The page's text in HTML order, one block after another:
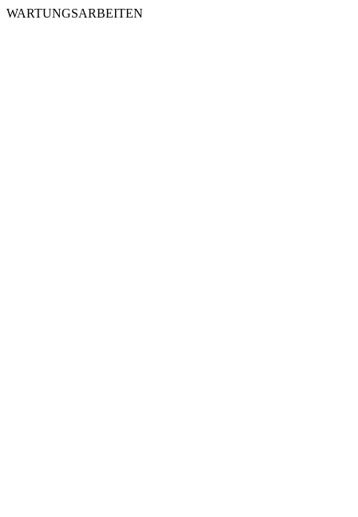
WARTUNGSARBEITEN